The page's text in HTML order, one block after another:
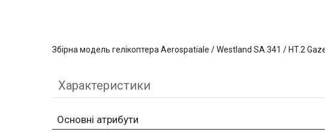
Збірна модель гелікоптера Aerospatiale / Westland SA.341 / HT.2
Характеристики
Основні атрибути